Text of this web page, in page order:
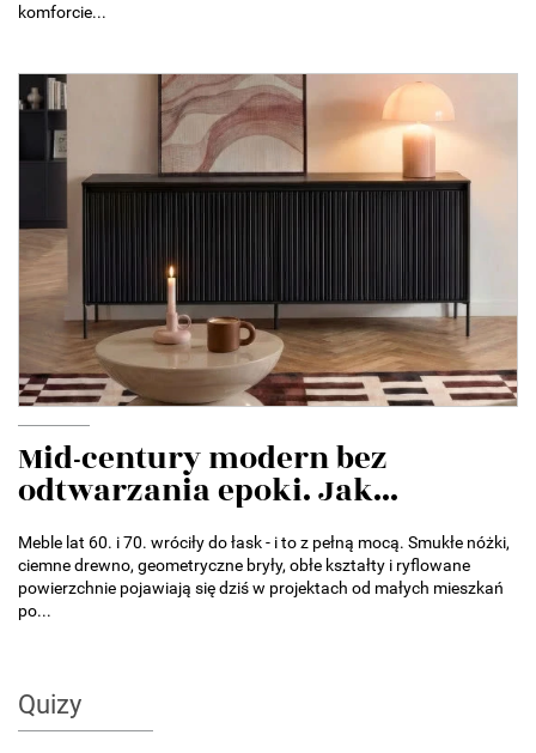
komforcie...
Mid-century modern bez
odtwarzania epoki. Jak...
Meble lat 60. i 70. wróciły do łask - i to z pełną mocą. Smukłe nóżki,
ciemne drewno, geometryczne bryły, obłe kształty i ryflowane
powierzchnie pojawiają się dziś w projektach od małych mieszkań
po...
Quizy